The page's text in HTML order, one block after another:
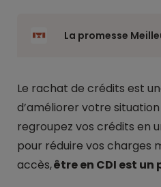
La promesse
Le rachat de crédits est
d’améliorer votre
regroupez vos crédits en
pour réduire vos charges
accès,être en CDI est